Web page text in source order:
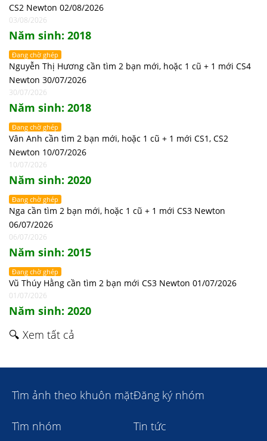
CS2 Newton 02/08/2026
03/08/2026
Năm sinh: 2018
Đang chờ ghép
Nguyễn Thị Hương cần tìm 2 bạn mới, hoặc 1 cũ + 1 mới CS4
Newton 30/07/2026
30/07/2026
Năm sinh: 2018
Đang chờ ghép
Vân Anh cần tìm 2 bạn mới, hoặc 1 cũ + 1 mới CS1, CS2
Newton 10/07/2026
10/07/2026
Năm sinh: 2020
Đang chờ ghép
Nga cần tìm 2 bạn mới, hoặc 1 cũ + 1 mới CS3 Newton
06/07/2026
06/07/2026
Năm sinh: 2015
Đang chờ ghép
Vũ Thúy Hằng cần tìm 2 bạn mới CS3 Newton 01/07/2026
01/07/2026
Năm sinh: 2020
🔍 Xem tất cả
Tìm ảnh theo khuôn mặtĐăng ký nhóm
Tìm nhóm Tin tức